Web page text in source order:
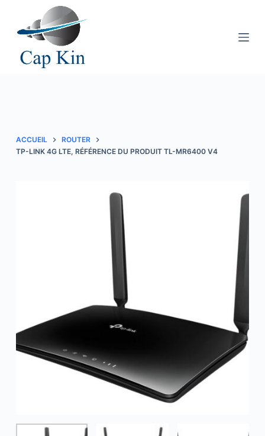
c
o
ACCUEIL
ROUTER
TP-LINK 4G LTE, RÉFÉRENCE DU PRODUIT TL-MR6400 V4